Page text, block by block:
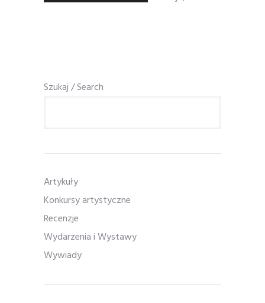
Szukaj / Search
Artykuły
Konkursy artystyczne
Recenzje
Wydarzenia i Wystawy
Wywiady